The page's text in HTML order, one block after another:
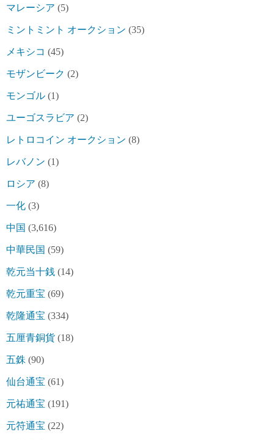
マレーシア (5)
ミントミント オークション (35)
メキシコ (45)
モザンビーク (2)
モンゴル (1)
ユーゴスラビア (2)
レトロコイン オークション (8)
レバノン (1)
ロシア (8)
一化 (3)
中国 (3,616)
中華民国 (59)
乾元当十銭 (14)
乾元重宝 (69)
乾隆通宝 (334)
五厘青銅貨 (18)
五銖 (90)
仙台通宝 (61)
元祐通宝 (191)
元符通宝 (22)